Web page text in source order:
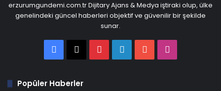
erzurumgundemi.com.tr Dijitary Ajans & Medya iştiraki olup, ülke
genelindeki güncel haberleri objektif ve güvenilir bir şekilde
sunar.
Facebook
X PinterestLinkedInYouTube
Popüler Haberler